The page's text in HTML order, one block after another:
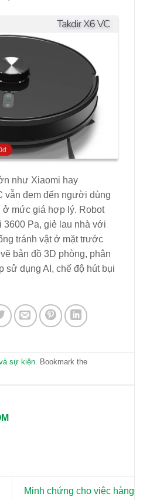
như Xiaomi hay
vẫn đem đến người dùng
ở mức giá hợp lý. Robot
3600 Pa, giẻ lau nhà với
tránh vật ở mặt trước
bản đồ 3D phòng, phân
sử dụng AI, chế độ hút bụi
sự kiện. Bookmark the
Minh chứng cho việc hàng